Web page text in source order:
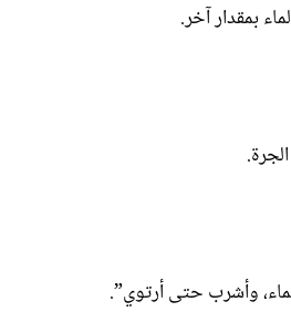
بمقدار آخر.
وأشرب حتى أرتوي”.